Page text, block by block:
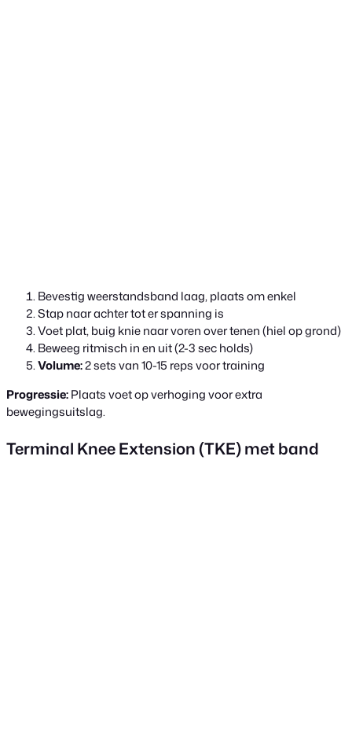
Bevestig weerstandsband laag, plaats om enkel
Stap naar achter tot er spanning is
Voet plat, buig knie naar voren over tenen (hiel op grond)
Beweeg ritmisch in en uit (2-3 sec holds)
Volume:2 sets van 10-15 reps voor training
Progressie:Plaats voet op verhoging voor extra
bewegingsuitslag.
Terminal Knee Extension (TKE) met band